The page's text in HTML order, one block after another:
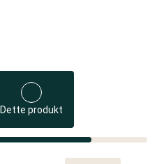
Dette produkt